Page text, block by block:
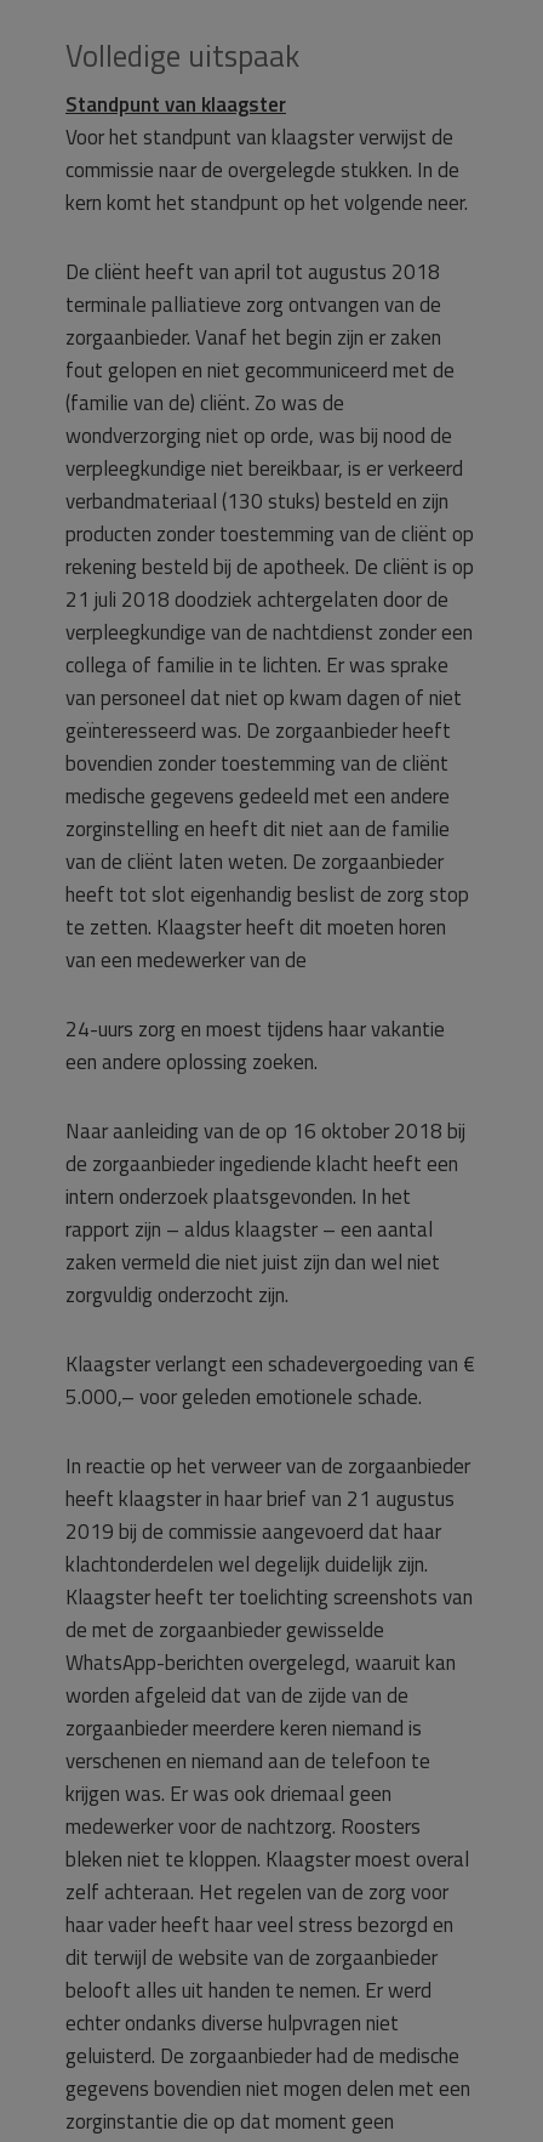
Volledige uitspaak
Standpunt van klaagster
Voor het standpunt van klaagster verwijst de
commissie naar de overgelegde stukken. In de
kern komt het standpunt op het volgende neer.
De cliënt heeft van april tot augustus 2018
terminale palliatieve zorg ontvangen van de
zorgaanbieder. Vanaf het begin zijn er zaken
fout gelopen en niet gecommuniceerd met de
(familie van de) cliënt. Zo was de
wondverzorging niet op orde, was bij nood de
verpleegkundige niet bereikbaar, is er verkeerd
verbandmateriaal (130 stuks) besteld en zijn
producten zonder toestemming van de cliënt op
rekening besteld bij de apotheek. De cliënt is op
21 juli 2018 doodziek achtergelaten door de
verpleegkundige van de nachtdienst zonder een
collega of familie in te lichten. Er was sprake
van personeel dat niet op kwam dagen of niet
geïnteresseerd was. De zorgaanbieder heeft
bovendien zonder toestemming van de cliënt
medische gegevens gedeeld met een andere
zorginstelling en heeft dit niet aan de familie
van de cliënt laten weten. De zorgaanbieder
heeft tot slot eigenhandig beslist de zorg stop
te zetten. Klaagster heeft dit moeten horen
van een medewerker van de
24-uurs zorg en moest tijdens haar vakantie
een andere oplossing zoeken.
Naar aanleiding van de op 16 oktober 2018 bij
de zorgaanbieder ingediende klacht heeft een
intern onderzoek plaatsgevonden. In het
rapport zijn – aldus klaagster – een aantal
zaken vermeld die niet juist zijn dan wel niet
zorgvuldig onderzocht zijn.
Klaagster verlangt een schadevergoeding van €
5.000,– voor geleden emotionele schade.
In reactie op het verweer van de zorgaanbieder
heeft klaagster in haar brief van 21 augustus
2019 bij de commissie aangevoerd dat haar
klachtonderdelen wel degelijk duidelijk zijn.
Klaagster heeft ter toelichting screenshots van
de met de zorgaanbieder gewisselde
WhatsApp-berichten overgelegd, waaruit kan
worden afgeleid dat van de zijde van de
zorgaanbieder meerdere keren niemand is
verschenen en niemand aan de telefoon te
krijgen was. Er was ook driemaal geen
medewerker voor de nachtzorg. Roosters
bleken niet te kloppen. Klaagster moest overal
zelf achteraan. Het regelen van de zorg voor
haar vader heeft haar veel stress bezorgd en
dit terwijl de website van de zorgaanbieder
belooft alles uit handen te nemen. Er werd
echter ondanks diverse hulpvragen niet
geluisterd. De zorgaanbieder had de medische
gegevens bovendien niet mogen delen met een
zorginstantie die op dat moment geen